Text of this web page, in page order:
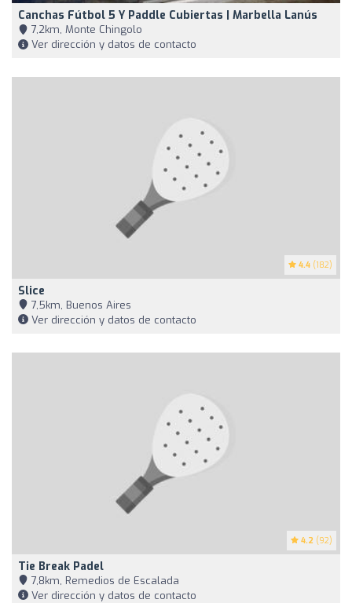
Canchas Fútbol 5 Y Paddle Cubiertas | Marbella Lanús
7,2km, Monte Chingolo
Ver dirección y datos de contacto
4.4 (182)
Slice
7,5km, Buenos Aires
Ver dirección y datos de contacto
4.2 (92)
Tie Break Padel
7,8km, Remedios de Escalada
Ver dirección y datos de contacto